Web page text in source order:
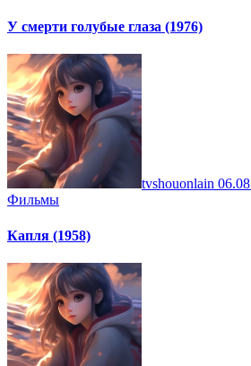
У смерти голубые глаза (1976)
tvshouonlain
Фильмы
Капля (1958)